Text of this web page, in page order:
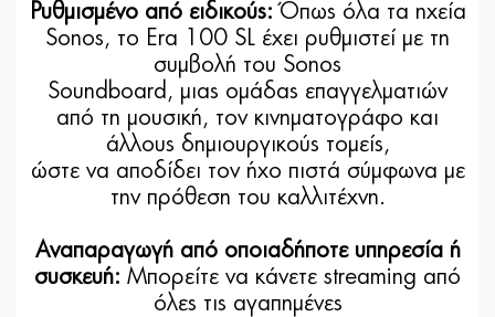
Ρυθμισμένο από ειδικούς: Όπως όλα τα ηχεία
Sonos, το Era 100 SL έχει ρυθμιστεί με τη
συμβολή του Sonos
Soundboard, μιας ομάδας επαγγελματιών
από τη μουσική, τον κινηματογράφο και
άλλους δημιουργικούς τομείς,
ώστε να αποδίδει τον ήχο πιστά σύμφωνα με
την πρόθεση του καλλιτέχνη.
Αναπαραγωγή από οποιαδήποτε υπηρεσία ή
συσκευή: Μπορείτε να κάνετε streaming από
όλες τις αγαπημένες